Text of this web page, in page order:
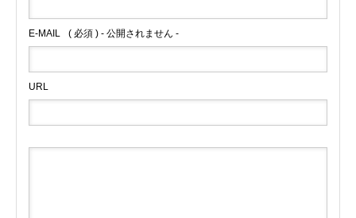
E-MAIL ( 必須 ) - 公開されません -
URL